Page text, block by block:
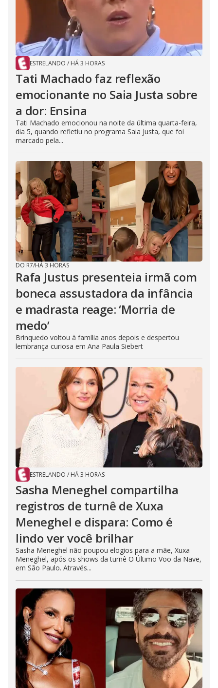
ESTRELANDO / HÁ 3 HORAS
Tati Machado faz reflexão
emocionante no Saia Justa sobre
a dor: Ensina
Tati Machado emocionou na noite da última quarta-feira,
dia 5, quando refletiu no programa Saia Justa, que foi
marcado pela...
DO R7/HÁ 3 HORAS
Rafa Justus presenteia irmã com
boneca assustadora da infância
e madrasta reage: ‘Morria de
medo’
Brinquedo voltou à família anos depois e despertou
lembrança curiosa em Ana Paula Siebert
ESTRELANDO / HÁ 3 HORAS
Sasha Meneghel compartilha
registros de turnê de Xuxa
Meneghel e dispara: Como é
lindo ver você brilhar
Sasha Meneghel não poupou elogios para a mãe, Xuxa
Meneghel, após os shows da turnê O Último Voo da Nave,
em São Paulo. Através...